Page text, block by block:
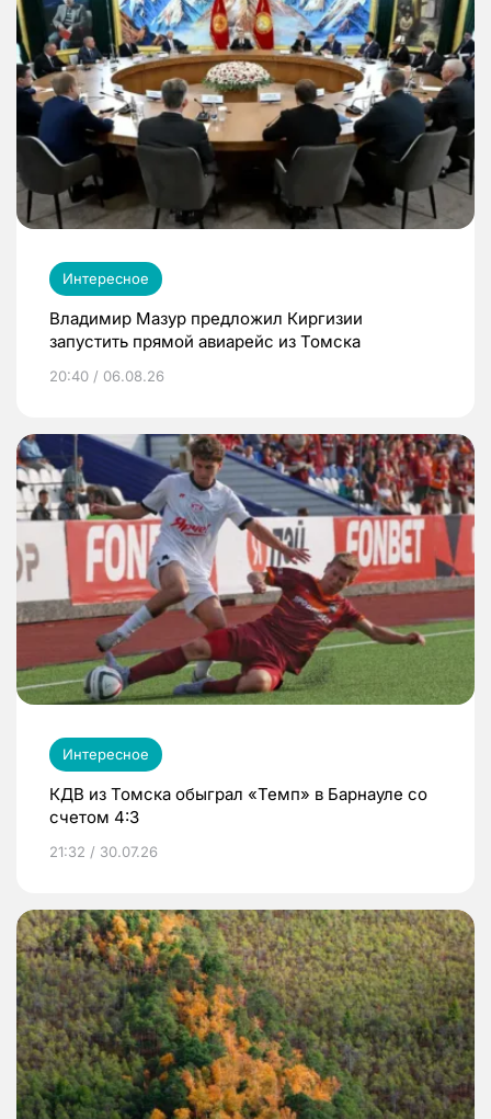
Интересное
Владимир Мазур предложил Киргизии
запустить прямой авиарейс из Томска
20:40 / 06.08.26
Интересное
КДВ из Томска обыграл «Темп» в Барнауле со
счетом 4:3
21:32 / 30.07.26